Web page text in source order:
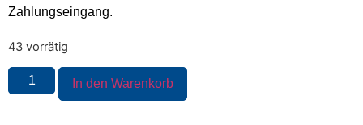
Zahlungseingang.
43 vorrätig
In den Warenkorb